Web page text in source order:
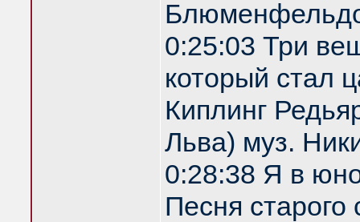
0:25:03 Три
который стал
Киплинг
Льва) муз.
0:28:38 Я в
Песня старого